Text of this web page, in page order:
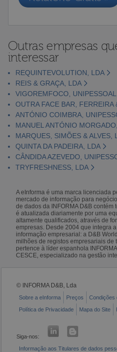
Outras empresas
interessar
REQUINTEVOLUTION, LDA
REIS & GRAÇA, LDA
VIGOREMFOCO,
OUTRA FACE BAR, FERREIRA
ANTÓNIO COIMBRA,
MANUEL ANTÓNIO
MARQUES, SIMÕES & ALVES,
QUINTA DA PADEIRA, LDA
CÂNDIDA AZEVEDO,
TRYFRESHNESS, LDA
A eInforma é uma marca licenciada
mercado de informação para
de dados da INFORMA D&B contém
é atualizada diariamente por uma
altamente qualificados, através de
empresas. Desde 2004 que integra
informação empresarial: a D&B
milhões de registos empresariais de
pertence à líder espanhola
CESCE, especializado na gestão
© INFORMA D&B, Lda
Sobre a eInforma Preços Condições
Política de Privacidade
Mapa do Site
Siga-nos:
Informação aos Titulares de dados